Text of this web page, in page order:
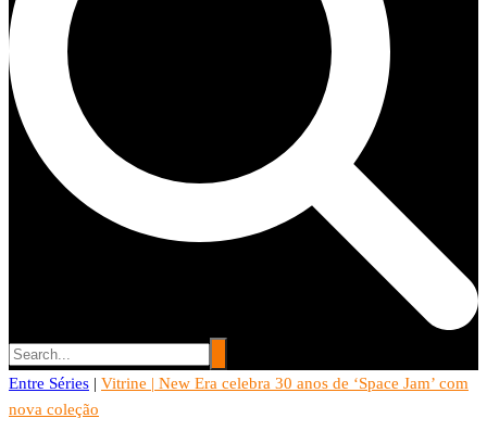
Entre Séries
Entretenha-se!
Entre Séries | Vitrine | New Era celebra 30 anos de ‘Space Jam’ com
nova coleção